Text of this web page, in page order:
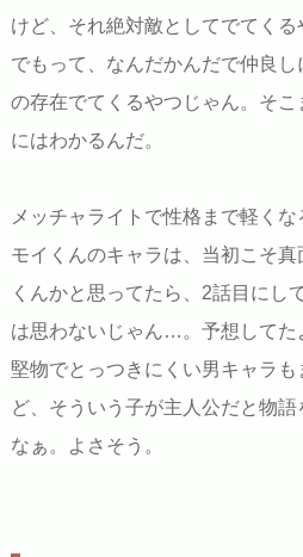
けど、それ絶対敵としてでてくる
でもって、なんだかんだで仲良
の存在でてくるやつじゃん。そ
にはわかるんだ。
メッチャライトで性格まで軽くな
モイくんのキャラは、当初こそ
くんかと思ってたら、2話目にし
は思わないじゃん…。予想してた
堅物でとっつきにくい男キャラ
ど、そういう子が主人公だと物
なぁ。よさそう。